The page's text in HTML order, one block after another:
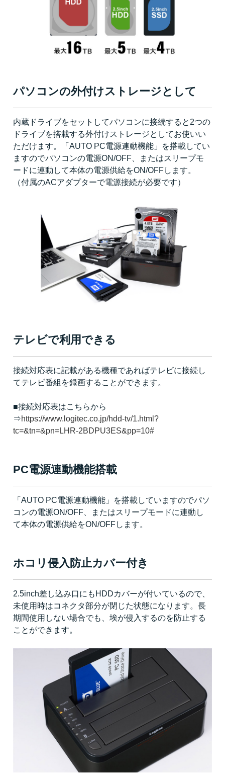
パソコンの外付けストレージとして
内蔵ドライブをセットしてパソコンに接続すると2つの
ドライブを搭載する外付けストレージとしてお使いい
ただけます。「AUTO PC電源連動機能」を搭載してい
ますのでパソコンの電源ON/OFF、またはスリープモ
ードに連動して本体の電源供給をON/OFFします。
（付属のACアダプターで電源接続が必要です）
テレビで利用できる
接続対応表に記載がある機種であればテレビに接続し
てテレビ番組を録画することができます。
■接続対応表はこちらから
⇒https://www.logitec.co.jp/hdd-tv/1.html?
tc=&tn=&pn=LHR-2BDPU3ES&pp=10#
PC電源連動機能搭載
「AUTO PC電源連動機能」を搭載していますのでパソ
コンの電源ON/OFF、またはスリープモードに連動し
て本体の電源供給をON/OFFします。
ホコリ侵入防止カバー付き
2.5inch差し込み口にもHDDカバーが付いているので、
未使用時はコネクタ部分が閉じた状態になります。長
期間使用しない場合でも、埃が侵入するのを防止する
ことができます。